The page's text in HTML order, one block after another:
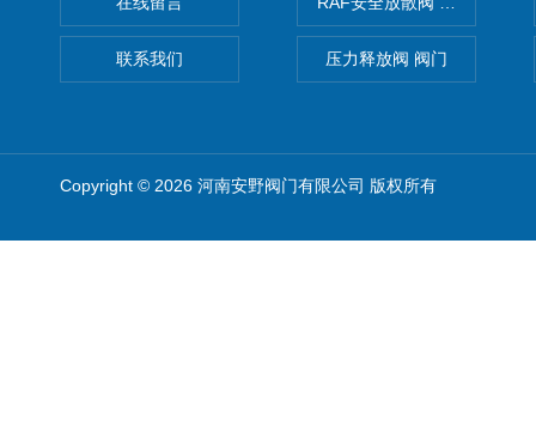
联系我们 压力释放阀 阀门
Copyright © 2026 河南安野阀门有限公司 版权所有